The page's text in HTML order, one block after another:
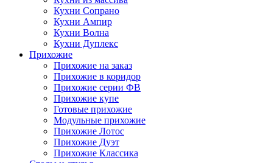
Кухни Сопрано
Кухни Ампир
Кухни Волна
Кухни Дуплекс
Прихожие
Прихожие на заказ
Прихожие в коридор
Прихожие серии ФВ
Прихожие купе
Готовые прихожие
Модульные прихожие
Прихожие Лотос
Прихожие Дуэт
Прихожие Классика